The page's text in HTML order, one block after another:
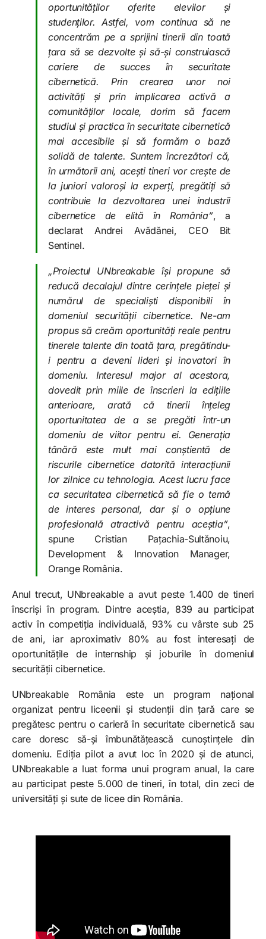
oportunităților oferite elevilor și
studenților. Astfel, vom continua să ne
concentrăm pe a sprijini tinerii din toată
țara să se dezvolte și să-și construiască
cariere de succes în securitate
cibernetică. Prin crearea unor noi
activități și prin implicarea activă a
comunităților locale, dorim să facem
studiul și practica în securitate cibernetică
mai accesibile și să formăm o bază
solidă de talente. Suntem încrezători că,
în următorii ani, acești tineri vor crește de
la juniori valoroși la experți, pregătiți să
contribuie la dezvoltarea unei industrii
cibernetice de elită în România”, a
declarat Andrei Avădănei, CEO Bit
Sentinel.
„Proiectul UNbreakable își propune să
reducă decalajul dintre cerințele pieței și
numărul de specialiști disponibili în
domeniul securității cibernetice. Ne-am
propus să creăm oportunități reale pentru
tinerele talente din toată țara, pregătindu-
i pentru a deveni lideri și inovatori în
domeniu. Interesul major al acestora,
dovedit prin miile de înscrieri la edițiile
anterioare, arată că tinerii înțeleg
oportunitatea de a se pregăti într-un
domeniu de viitor pentru ei. Generația
tânără este mult mai conștientă de
riscurile cibernetice datorită interacțiunii
lor zilnice cu tehnologia. Acest lucru face
ca securitatea cibernetică să fie o temă
de interes personal, dar și o opțiune
profesională atractivă pentru aceștia”,
spune Cristian Pațachia-Sultănoiu,
Development & Innovation Manager,
Orange România.
Anul trecut, UNbreakable a avut peste 1.400 de tineri
înscriși în program. Dintre aceștia, 839 au participat
activ în competiția individuală, 93% cu vârste sub 25
de ani, iar aproximativ 80% au fost interesați de
oportunitățile de internship și joburile în domeniul
securității cibernetice.
UNbreakable România este un program național
organizat pentru liceenii și studenții din țară care se
pregătesc pentru o carieră în securitate cibernetică sau
care doresc să-și îmbunătățească cunoștințele din
domeniu. Ediția pilot a avut loc în 2020 și de atunci,
UNbreakable a luat forma unui program anual, la care
au participat peste 5.000 de tineri, în total, din zeci de
universități și sute de licee din România.